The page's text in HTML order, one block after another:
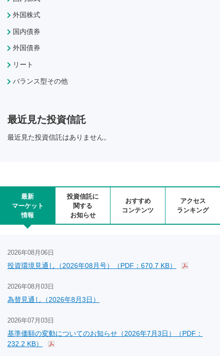
外国株式
国内債券
外国債券
リート
バランス型その他
最近見た投資信託
最近見た投資信託はありません。
最新
マーケット
情報
投資信託に
関する
お知らせ
おすすめ
コンテンツ
アクセス
ランキング
2026年08月06日
投資環境見通し（2026年08月号）（PDF：670.7 KB）
2026年08月03日
為替見通し（2026年8月3日）
2026年07月03日
基準価額の変動についてのお知らせ（2026年7月3日）（PDF：
232.2 KB）